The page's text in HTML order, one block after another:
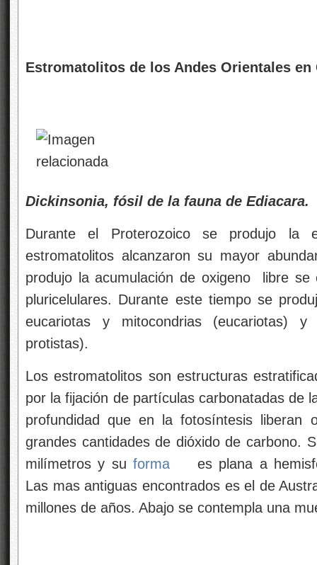
Estromatolitos de los Andes Orientales en
Dickinsonia, fósil de la fauna de Ediacara.
Durante el Proterozoico se produjo la
estromatolitos alcanzaron su mayor
produjo la acumulación de oxigeno libre se
pluricelulares. Durante este tiempo se
eucariotas y mitocondrias (eucariotas)
protistas).
Los estromatolitos son estructuras
por la fijación de partículas carbonatadas de
profundidad que en la fotosíntesis liberan
grandes cantidades de dióxido de carbono.
milímetros y su forma
es plana a
Las mas antiguas encontrados es el de
millones de años. Abajo se contempla una